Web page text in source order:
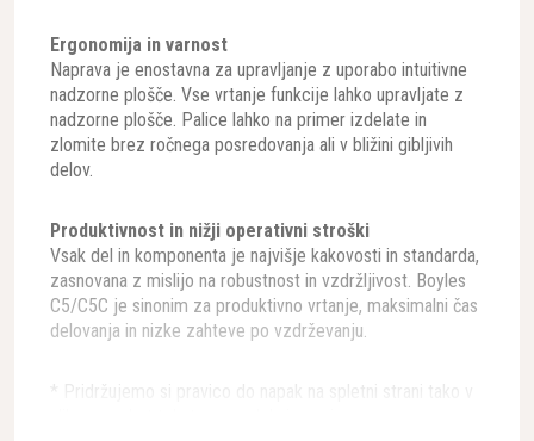
Ergonomija in varnost
Naprava je enostavna za upravljanje z uporabo intuitivne
nadzorne plošče. Vse vrtanje funkcije lahko upravljate z
nadzorne plošče. Palice lahko na primer izdelate in
zlomite brez ročnega posredovanja ali v bližini gibljivih
delov.
Produktivnost in nižji operativni stroški
Vsak del in komponenta je najvišje kakovosti in standarda,
zasnovana z mislijo na robustnost in vzdržljivost. Boyles
C5/C5C je sinonim za produktivno vrtanje, maksimalni čas
delovanja in nizke zahteve po vzdrževanju.